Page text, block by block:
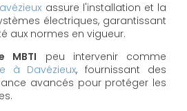
assure l'installation et la
électriques, garantissant
aux normes en vigueur.
MBTI peu intervenir comme
à Davézieux, fournissant des
avancés pour protéger les